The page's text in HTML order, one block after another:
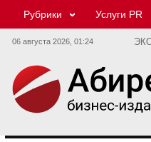
Рубрики Услуги PR
06 августа 2026, 01:24